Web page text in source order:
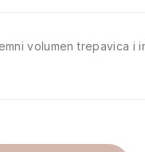
volumen trepavica i